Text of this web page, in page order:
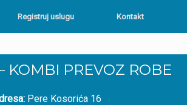
Registruj uslugu Kontakt
KOMBI PREVOZ ROBE
Pere Kosorića 16